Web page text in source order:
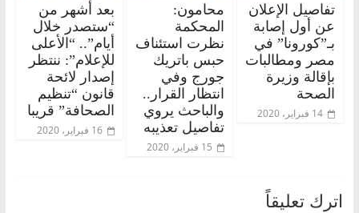
تفاصيل الإعلان
عن أول إصابة
بـ”كورونا” في
مصر ومطالبات
بإقالة وزيرة
الصحة
14 فبراير، 2020
محامون:
المحكمة
نظرت استئناف
حبس باتريك
جورج وفي
انتظار القرار..
والباحث يروي
تفاصيل تعذيبه
15 فبراير، 2020
بعد أشهر من
“ستصدر خلال
أيام”.. “الأعلى
للإعلام”: ننتظر
إصدار لائحة
قانون “تنظيم
الصحافة” قريبا
16 فبراير، 2020
اترك تعليقاً